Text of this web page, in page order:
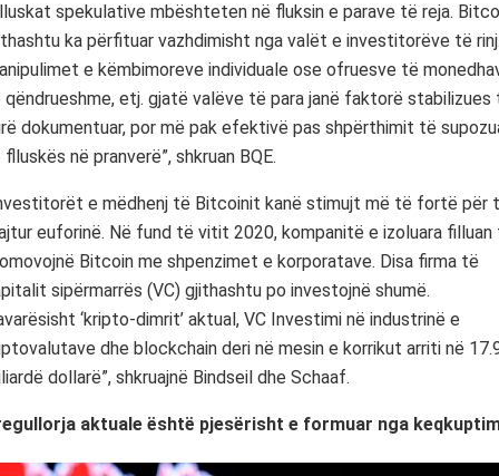
spekulative mbështeten në fluksin e parave të reja.
ka përfituar vazhdimisht nga valët e investitorëve të
e këmbimoreve individuale ose ofruesve të
etj. gjatë valëve të para janë faktorë stabilizues
dokumentuar, por më pak efektivë pas shpërthimit të
në pranverë”, shkruan BQE.
e mëdhenj të Bitcoinit kanë stimujt më të fortë për
euforinë. Në fund të vitit 2020, kompanitë e izoluara filluan
Bitcoin me shpenzimet e korporatave. Disa firma të
sipërmarrës (VC) gjithashtu po investojnë shumë.
‘kripto-dimrit’ aktual, VC Investimi në industrinë e
dhe blockchain deri në mesin e korrikut arriti në
dollarë”, shkruajnë Bindseil dhe Schaaf.
aktuale është pjesërisht e formuar nga